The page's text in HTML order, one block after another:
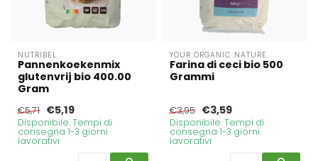
NUTRIBEL
Pannenkoekenmix
glutenvrij bio 400.00
Gram
€5,71 €5,19
Disponibile. Tempi di
consegna 1-3 giorni
lavorativi
YOUR ORGANIC NATURE
Farina di ceci bio 500
Grammi
€3,95 €3,59
Disponibile. Tempi di
consegna 1-3 giorni
lavorativi